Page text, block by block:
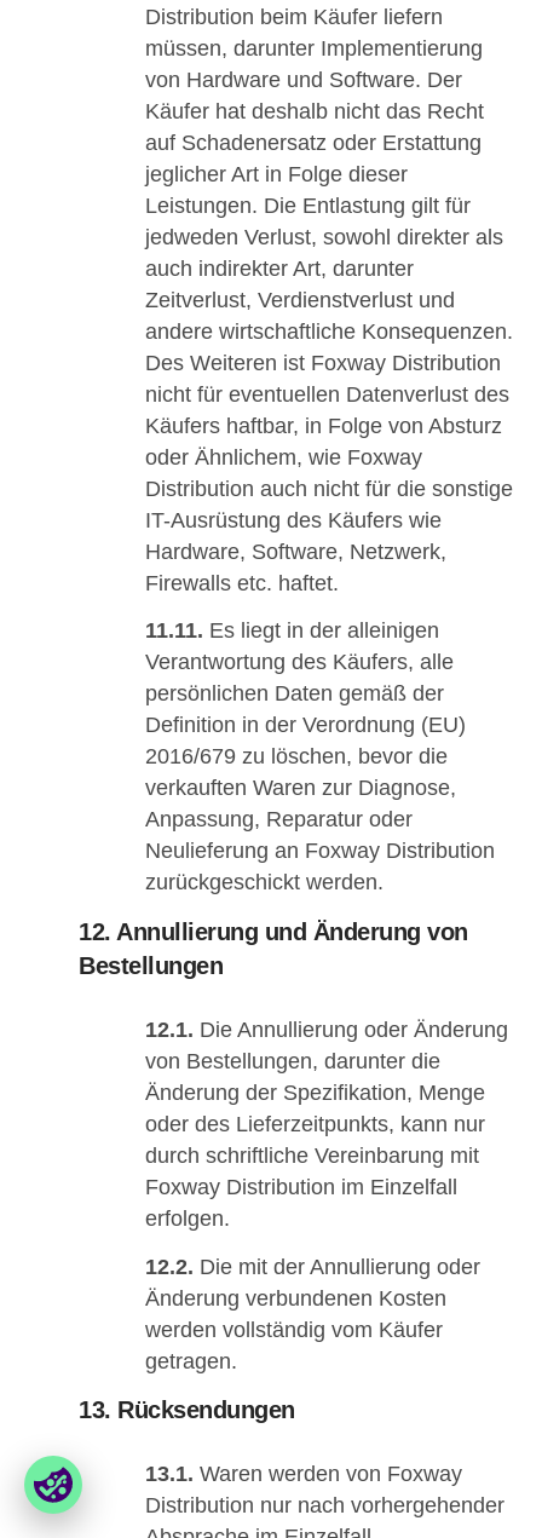
Distribution beim Käufer liefern
müssen, darunter Implementierung
von Hardware und Software. Der
Käufer hat deshalb nicht das Recht
auf Schadenersatz oder Erstattung
jeglicher Art in Folge dieser
Leistungen. Die Entlastung gilt für
jedweden Verlust, sowohl direkter als
auch indirekter Art, darunter
Zeitverlust, Verdienstverlust und
andere wirtschaftliche Konsequenzen.
Des Weiteren ist Foxway Distribution
nicht für eventuellen Datenverlust des
Käufers haftbar, in Folge von Absturz
oder Ähnlichem, wie Foxway
Distribution auch nicht für die sonstige
IT-Ausrüstung des Käufers wie
Hardware, Software, Netzwerk,
Firewalls etc. haftet.
11.11. Es liegt in der alleinigen
Verantwortung des Käufers, alle
persönlichen Daten gemäß der
Definition in der Verordnung (EU)
2016/679 zu löschen, bevor die
verkauften Waren zur Diagnose,
Anpassung, Reparatur oder
Neulieferung an Foxway Distribution
zurückgeschickt werden.
12. Annullierung und Änderung von
Bestellungen
12.1. Die Annullierung oder Änderung
von Bestellungen, darunter die
Änderung der Spezifikation, Menge
oder des Lieferzeitpunkts, kann nur
durch schriftliche Vereinbarung mit
Foxway Distribution im Einzelfall
erfolgen.
12.2. Die mit der Annullierung oder
Änderung verbundenen Kosten
werden vollständig vom Käufer
getragen.
13. Rücksendungen
13.1. Waren werden von Foxway
Distribution nur nach vorhergehender